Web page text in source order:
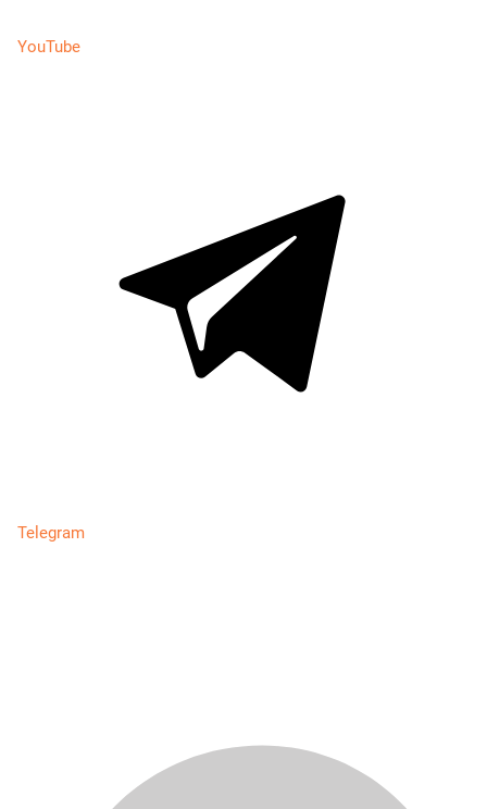
YouTube
Telegram